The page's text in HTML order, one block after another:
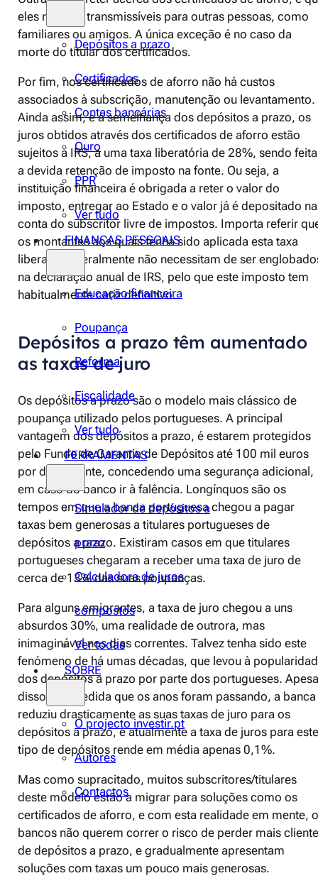
Depósitos a prazo
Certificados
Contas bancárias
Ouro
PPR
Ver tudo
FINANÇAS PESSOAIS
Educação financeira
Poupança
Reforma
Fiscalidade
Ver tudo
FERRAMENTAS
Simulador de depósitos a
prazo
Calculadora de juros
compostos
Ver todas
SOBRE
O projecto investir.pt
Autores
Contactos
eles não são transmissíveis para outras pessoas, como
familiares ou amigos. A única exceção é no caso da
morte do titular dos certificados.
Por fim, nos certificados de aforro não há custos
associados à subscrição, manutenção ou levantamento.
Ainda assim, e à semelhança dos depósitos a prazo, os
juros obtidos através dos certificados de aforro estão
sujeitos a IRS, a uma taxa liberatória de 28%, sendo feita
a devida retenção de imposto na fonte. Ou seja, a
instituição financeira é obrigada a reter o valor do
imposto, entregar ao Estado e o valor já é depositado na
conta do subscritor livre de impostos. Importa referir
os montantes aos quais tenha sido aplicada esta taxa
liberatória geralmente não necessitam de ser
na declaração anual de IRS, pelo que este imposto tem
habitualmente cariz definitivo.
Depósitos a prazo têm aumentado
as taxas de juro
Os depósitos a prazo são o modelo mais clássico de
poupança utilizado pelos portugueses. A principal
vantagem dos depósitos a prazo, é estarem protegidos
pelo Fundo de Garantia de Depósitos até 100 mil euros
por depositante, concedendo uma segurança adicional,
em caso do banco ir à falência. Longínquos são os
tempos em que a banca portuguesa chegou a pagar
taxas bem generosas a titulares portugueses de
depósitos a prazo. Existiram casos em que titulares
portugueses chegaram a receber uma taxa de juro de
cerca de 13% das suas poupanças.
Para alguns emigrantes, a taxa de juro chegou a uns
absurdos 30%, uma realidade de outrora, mas
inimaginável nos dias correntes. Talvez tenha sido este
fenómeno de há umas décadas, que levou à
dos depósitos a prazo por parte dos portugueses.
disso, e à medida que os anos foram passando, a banca
reduziu drasticamente as suas taxas de juro para os
depósitos a prazo, e atualmente a taxa de juros para este
tipo de depósitos rende em média apenas 0,1%.
Mas como supracitado, muitos subscritores/titulares
deste modelo estão a migrar para soluções como os
certificados de aforro, e com esta realidade em mente,
bancos não querem correr o risco de perder mais
de depósitos a prazo, e gradualmente apresentam
soluções com taxas um pouco mais generosas.